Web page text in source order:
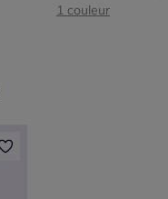
1 couleur